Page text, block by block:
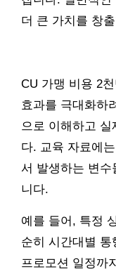
더 큰 가치를 창
CU 가맹 비용 2
효과를 극대화하
으로 이해하고 실
다. 교육 자료에
서 발생하는 변
니다.
예를 들어, 특정
순히 시간대별 통
프로모션 일정까